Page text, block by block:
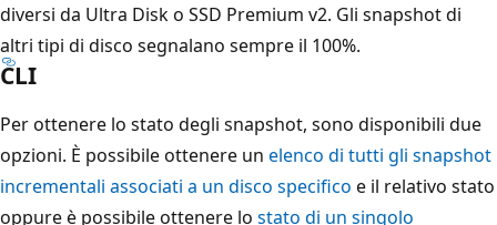
diversi da Ultra Disk o SSD Premium v2. Gli snapshot di
altri tipi di disco segnalano sempre il 100%.
CLI
Per ottenere lo stato degli snapshot, sono disponibili due
opzioni. È possibile ottenere un elenco di tutti gli snapshot
incrementali associati a un disco specifico e il relativo stato
oppure è possibile ottenere lo stato di un singolo